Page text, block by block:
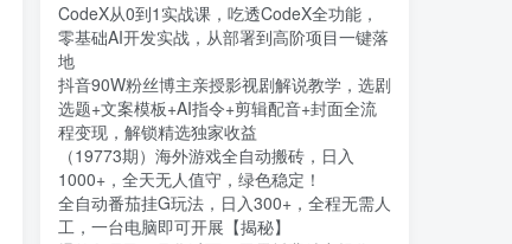
CodeX从0到1实战课，吃透CodeX全功能，
零基础AI开发实战，从部署到高阶项目一键落
地
抖音90W粉丝博主亲授影视剧解说教学，选剧
选题+文案模板+AI指令+剪辑配音+封面全流
程变现，解锁精选独家收益
（19773期）海外游戏全自动搬砖，日入
1000+，全天无人值守，绿色稳定！
全自动番茄挂G玩法，日入300+，全程无需人
工，一台电脑即可开展【揭秘】